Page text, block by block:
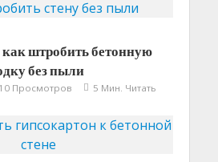
штробить бетонную
без пыли
Просмотров 5 Мин. Читать